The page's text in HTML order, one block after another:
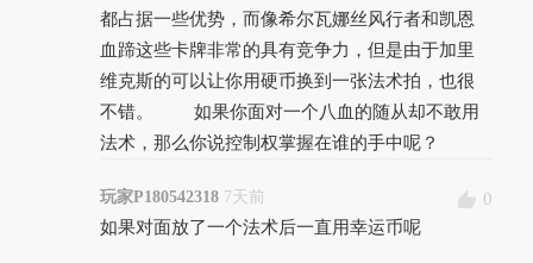
都占据一些优势，而像希尔瓦娜丝风行者和凯恩
血蹄这些卡牌非常的具有竞争力，但是由于加里
维克斯的可以让你用硬币换到一张法术拍，也很
不错。 如果你面对一个八血的随从却不敢用
法术，那么你说控制权掌握在谁的手中呢？
玩家P180542318 7天前
0
如果对面放了一个法术后一直用幸运币呢